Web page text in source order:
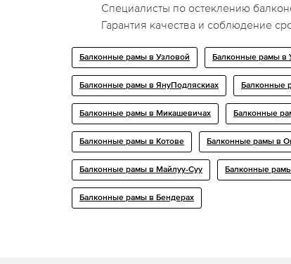
Специалисты по остеклению
Гарантия качества и соблюдение
Балконные рамы в Узловой Балконные рамы в
Балконные рамы в ЯнуПодляскиах Балконные
Балконные рамы в Микашевичах Балконные
Балконные рамы в Котове Балконные рамы в
Балконные рамы в Майлуу-Суу Балконные
Балконные рамы в Бендерах